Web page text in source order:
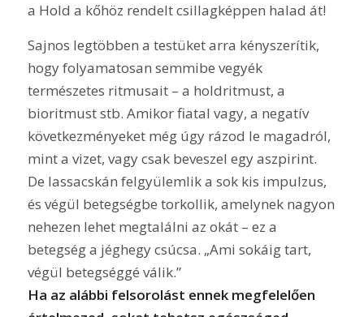
a Hold a kőhöz rendelt csillagképpen halad át!
Sajnos legtöbben a testüket arra kényszerítik,
hogy folyamatosan semmibe vegyék
természetes ritmusait – a holdritmust, a
bioritmust stb. Amikor fiatal vagy, a negatív
következményeket még úgy rázod le magadról,
mint a vizet, vagy csak beveszel egy aszpirint.
De lassacskán felgyülemlik a sok kis impulzus,
és végül betegségbe torkollik, amelynek nagyon
nehezen lehet megtalálni az okát – ez a
betegség a jéghegy csúcsa. „Ami sokáig tart,
végül betegséggé válik.”
Ha az alábbi felsorolást ennek megfelelően